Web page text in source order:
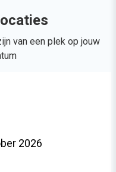
van een plek op jouw
2026